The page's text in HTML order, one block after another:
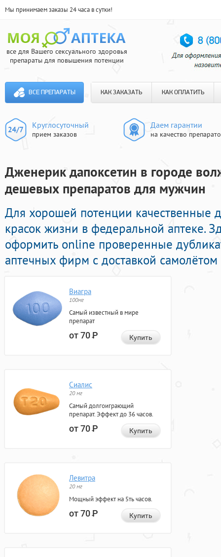
Мы принимаем заказы 24 часа в сутки!
все для Вашего сексуального здоровья
препараты для повышения потенции
ВСЕ ПРЕПАРАТЫ КАК ЗАКАЗАТЬ КАК ОПЛАТИТЬ
Круглосуточный
прием заказов
Даем гарантии
на качество
Дженерик дапоксетин в городе
дешевых препаратов для мужчин
Для хорошей потенции качественные
красок жизни в федеральной аптеке.
оформить online проверенные
аптечных фирм с доставкой
Виагра
100мг
Самый известный в мире
препарат
от 70Р Купить
Сиалис
20 мг
Самый долгоиграющий
препарат. Эффект до 36 часов.
от 70Р Купить
Левитра
20 мг
Мощный эффект на 5ть часов.
от 70Р Купить